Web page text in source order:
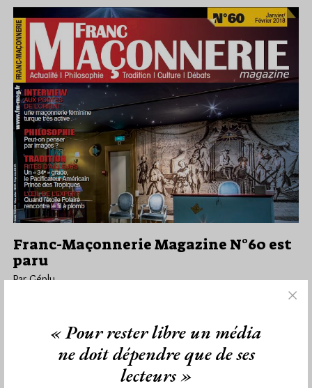
Franc-Maçonnerie Magazine N°60 est
paru
Par Géplu
Lu 4338 fois
Le numéro de Janvier/Février 2018 de Franc-Maçonnerie
Magazine est en kiosque. Son dossier est consacré aux
liaisons dangereuses qui ont…
« Pour rester libre un média
ne doit dépendre que de ses
lecteurs »